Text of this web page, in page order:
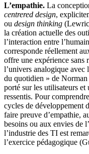
L’empathie. La
centrered design,
ou design thinking
la création actuelle des
l’interaction entre
corresponde réellement
offre une expérience sans
l’univers analogique
du quotidien » de
porté sur les utilisateurs et
ressentis. Pour
cycles de développement
faire preuve d’empathie,
besoins ou aux envies de
l’industrie des TI est
l’exercice pédagogique